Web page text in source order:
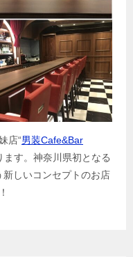
店“男装Cafe&Bar
ます。神奈川県初となる
新しいコンセプトのお店